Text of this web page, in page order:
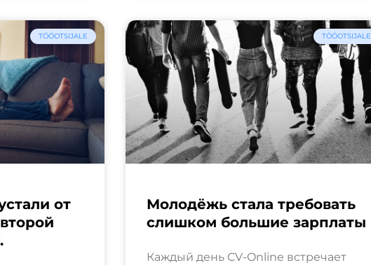
TÖÖOTSIJALE
от
TÖÖOTSIJALE
Молодёжь стала требовать
слишком большие зарплаты
Каждый день CV-Online встречает